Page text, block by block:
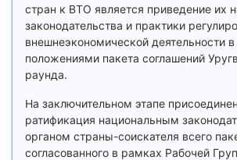
стран к ВТО является приведение их
законодательства и практики
внешнеэкономической деятельности в
положениями пакета соглашений
раунда.
На заключительном этапе
ратификация национальным
органом страны-соискателя всего
согласованного в рамках Рабочей